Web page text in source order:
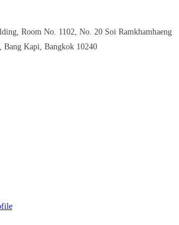
Room No. 1102, No. 20 Soi Ramkhamhaeng
Kapi, Bangkok 10240